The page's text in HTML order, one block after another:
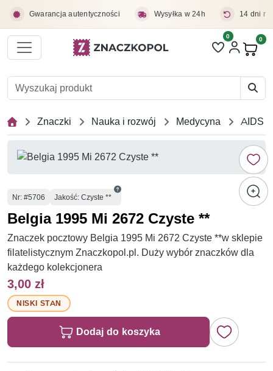
Gwarancja autentyczności Wysyłka w 24h 14 dni
Liczba pozycji
0 0
Znaczki Nauka i rozwój Medycyna AIDS
Numer
Nr: #5706 Jakość: Czyste **
Belgia 1995 Mi 2672 Czyste **
Znaczek pocztowy Belgia 1995 Mi 2672 Czyste **w sklepie
filatelistycznym Znaczkopol.pl. Duży wybór znaczków dla
każdego kolekcjonera
3,00 zł
NISKI STAN
Dodaj do koszyka